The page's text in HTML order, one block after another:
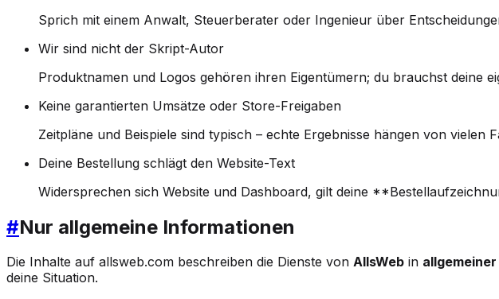
Sprich mit einem Anwalt, Steuerberater oder Ingenieur über
Wir sind nicht der Skript-Autor
Produktnamen und Logos gehören ihren Eigentümern; du brauchst deine
Keine garantierten Umsätze oder Store-Freigaben
Zeitpläne und Beispiele sind typisch – echte Ergebnisse hängen von vielen
Deine Bestellung schlägt den Website-Text
Widersprechen sich Website und Dashboard, gilt deine
#Nur allgemeine Informationen
Die Inhalte auf allsweb.com beschreiben die Dienste von AllsWeb in allgemeiner
deine Situation.